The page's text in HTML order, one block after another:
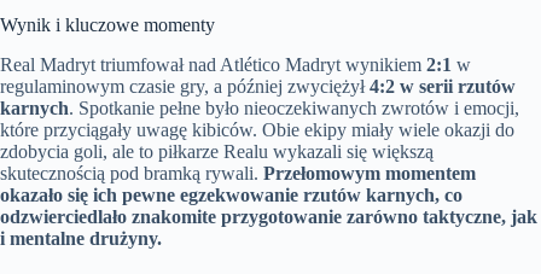
Wynik i kluczowe momenty
Real Madryt triumfował nad Atlético Madryt wynikiem 2:1 w
regulaminowym czasie gry, a później zwyciężył4:2 w serii rzutów
karnych. Spotkanie pełne było nieoczekiwanych zwrotów i emocji,
które przyciągały uwagę kibiców. Obie ekipy miały wiele okazji do
zdobycia goli, ale to piłkarze Realu wykazali się większą
skutecznością pod bramką rywali. Przełomowym momentem
okazało się ich pewne egzekwowanie rzutów karnych, co
odzwierciedlało znakomite przygotowanie zarówno taktyczne, jak
i mentalne drużyny.